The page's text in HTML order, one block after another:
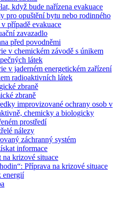
když bude nařízena evakuace
pro opuštění bytu nebo rodinného
případě evakuace
zavazadlo
před povodněmi
v chemickém závodě s únikem
látek
v jaderném energetickém zařízení
radioaktivních látek
zbraně
zbraně
improvizované ochrany osob v
chemicky a biologicky
prostředí
nálezy
záchranný systém
informace
na krizové situace
Příprava na krizové situace
energií